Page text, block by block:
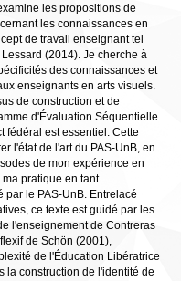
les propositions de
les connaissances en
de travail enseignant tel
(2014). Je cherche à
des connaissances et
enseignants en arts visuels.
de construction et de
d'Évaluation Séquentielle
fédéral est essentiel. Cette
l'état de l'art du PAS-UnB, en
de mon expérience en
pratique en tant
le PAS-UnB. Entrelacé
ce texte est guidé par les
l'enseignement de Contreras
de Schön (2001),
de l'Éducation Libératrice
la construction de l'identité de